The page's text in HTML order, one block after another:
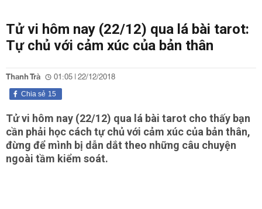
Tử vi hôm nay (22/12) qua lá bài tarot:
Tự chủ với cảm xúc của bản thân
Thanh Trà 01:05 | 22/12/2018
15
Chia sẻ
Tử vi hôm nay (22/12) qua lá bài tarot cho thấy bạn
cần phải học cách tự chủ với cảm xúc của bản thân,
đừng để mình bị dẫn dắt theo những câu chuyện
ngoài tầm kiểm soát.